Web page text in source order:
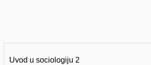
Uvod u sociologiju 2